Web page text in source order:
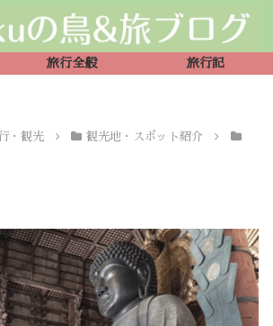
旅行全般 旅行記
・観光
観光地・スポット紹介